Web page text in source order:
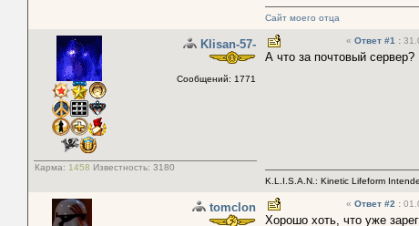
Сайт моего отца
Klisan-57-
Сообщений: 1771
Карма: 1458 Известность: 3180
« Ответ #1 :
А что за почтовый
K.L.I.S.A.N.: Kinetic Lifeform
tomclon « Ответ #2 :
Хорошо хоть, что уже